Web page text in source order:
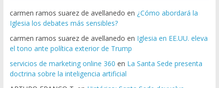
carmen ramos suarez de avellanedo en ¿Cómo abordará la
Iglesia los debates más sensibles?
carmen ramos suarez de avellanedo en Iglesia en EE.UU. eleva
el tono ante política exterior de Trump
servicios de marketing online 360 en La Santa Sede presenta
doctrina sobre la inteligencia artificial